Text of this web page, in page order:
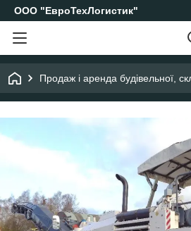
ООО "ЕвроТехЛогистик"
Продаж і аренда будівельної,